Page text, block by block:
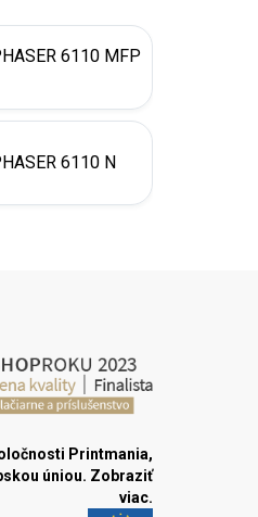
6110 MFP
6110 N
Printmania,
úniou. Zobraziť
viac.